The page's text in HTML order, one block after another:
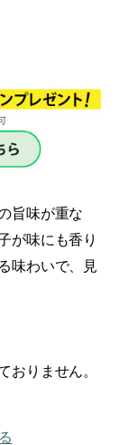
旨味が重な
が味にも香り
味わいで、見
おりません。